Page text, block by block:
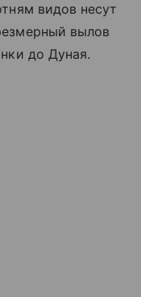
видов несут
вылов
до Дуная.